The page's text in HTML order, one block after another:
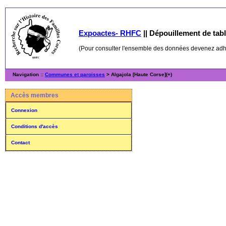
Expoactes- RHFC || Dépouillement de
(Pour consulter l'ensemble des données devenez
Navigation :: Communes et paroisses > Algajola [Haute Corse](+)
Accès membres
Connexion
Conditions d'accès
Contact